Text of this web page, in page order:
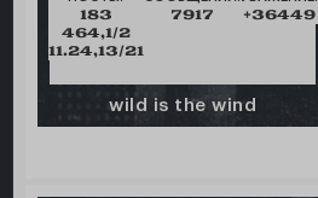
183
464,1/2
11.24,13/21
7917 +36449
wild is the wind